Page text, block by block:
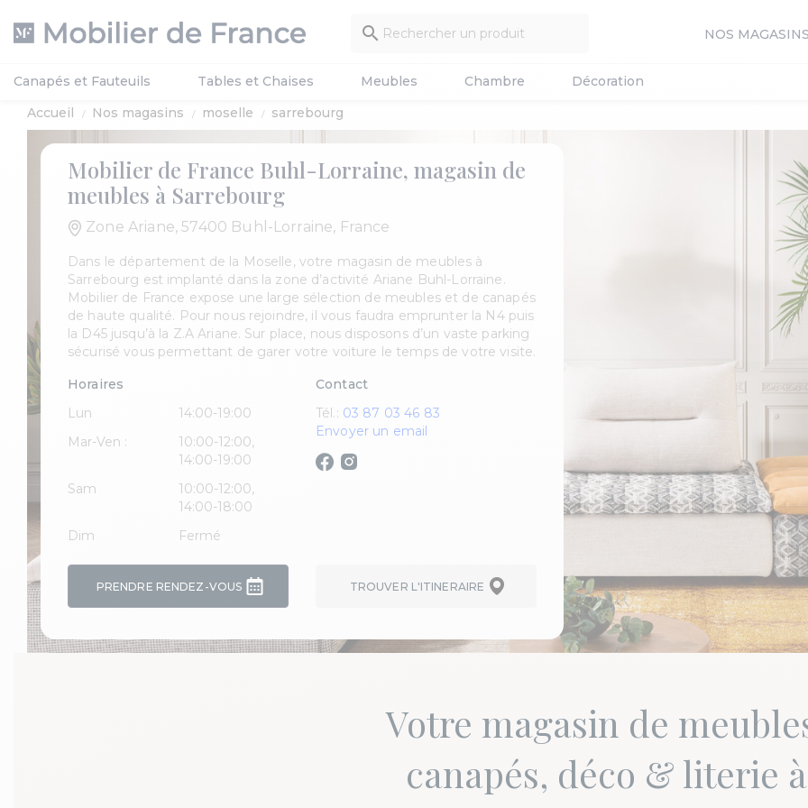
 NOS
Canapés et Fauteuils Tables et Chaises Meubles Chambre
Décoration
Accueil
Nos magasins moselle sarrebourg
Mobilier de France Buhl-Lorraine, magasin de
meubles à Sarrebourg
Zone Ariane, 57400 Buhl-Lorraine, France
Dans le département de la Moselle, votre magasin de meubles à
Sarrebourg est implanté dans la zone d’activité Ariane Buhl-Lorraine.
Mobilier de France expose une large sélection de meubles et de canapés
de haute qualité. Pour nous rejoindre, il vous faudra emprunter la N4 puis
la D45 jusqu’à la Z.A Ariane. Sur place, nous disposons d’un vaste parking
sécurisé vous permettant de garer votre voiture le temps de votre visite.
Horaires
Lun
14:00-19:00
Mar-Ven :
10:00-12:00,
14:00-19:00
Sam
10:00-12:00,
14:00-18:00
Dim
Fermé
Contact
Tél.: 03 87 03 46 83
Envoyer un email
PRENDRE RENDEZ-VOUS TROUVER L'ITINERAIRE
Votre magasin de
canapés, déco & literie à